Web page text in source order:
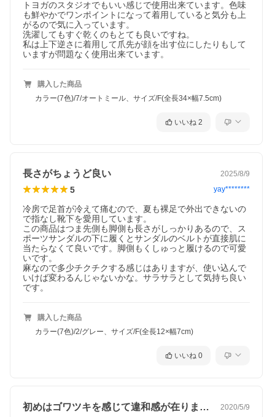
トヨガのスタジオでもいい感じで使用出来ています。色味
も鮮やかでワンポイントになって着用していると気分も上
がるので気に入っています。
洗濯してもすぐ乾くのもとても良いですね。
私は上下逆さに着用して爪先が顔を出す位にしたりもして
いますが問題なく使用出来ています。
購入した商品
カラー(7色)/7/オートミール、サイズ/F(全長34×幅7.5cm)
いいね 2
長さがちょうど良い 2025/8/9
5 yay********
冷房で足首が冷えて痛むので、夏も裸足で外出できないの
で指なし靴下を愛用しています。
この商品はつま先側も脚側も長さがしっかりあるので、ス
ポーツサンダルの下に履くとサンダルのベルトが直接肌に
当たらなくて良いです。脚側もくしゅっと履けるので可愛
いです。
麻なので多少チクチクする感じはありますが、使い込んで
いけば変わるんじゃないかな。サラサラとして気持ち良い
です。
購入した商品
カラー(7色)/2/グレー、サイズ/F(全長12×幅7cm)
いいね 0
初めはゴワツキを感じて違和感が在りまし… 2020/5/9